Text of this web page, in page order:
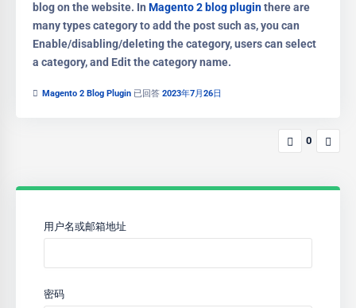
blog on the website. In Magento 2 blog pluginthere are
many types category to add the post such as, you can
Enable/disabling/deleting the category, users can select
a category, and Edit the category name.
Magento 2 Blog Plugin 已回答 2023年7月26日
0
用户名或邮箱地址
密码